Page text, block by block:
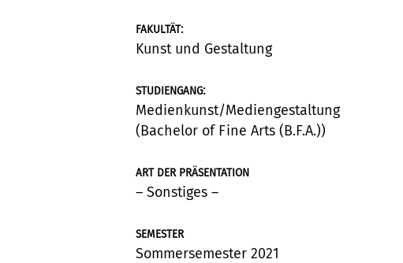
FAKULTÄT:
Kunst und Gestaltung
STUDIENGANG:
Medienkunst/Mediengestaltung
(Bachelor of Fine Arts (B.F.A.))
ART DER PRÄSENTATION
– Sonstiges –
SEMESTER
Sommersemester 2021